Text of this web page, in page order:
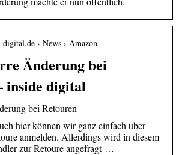
› News › Amazon
Änderung bei
inside digital
bei Retouren
hier können wir ganz einfach über
anmelden. Allerdings wird in diesem
zur Retoure angefragt …